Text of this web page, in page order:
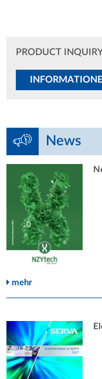
PRODUCT
News
mehr